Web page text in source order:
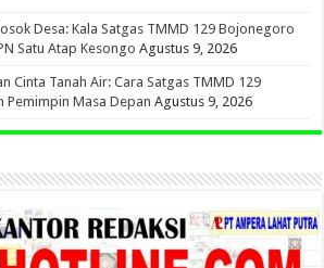
Desa: Kala Satgas TMMD 129 Bojonegoro
Satu Atap Kesongo Agustus 9, 2026
Cinta Tanah Air: Cara Satgas TMMD 129
Masa Depan Agustus 9, 2026